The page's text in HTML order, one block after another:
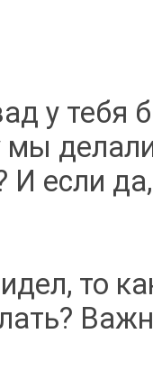
у тебя
мы
И если
то